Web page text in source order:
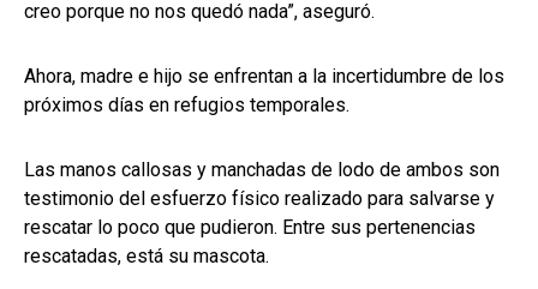
creo porque no nos quedó nada”, aseguró.
Ahora, madre e hijo se enfrentan a la incertidumbre de los
próximos días en refugios temporales.
Las manos callosas y manchadas de lodo de ambos son
testimonio del esfuerzo físico realizado para salvarse y
rescatar lo poco que pudieron. Entre sus pertenencias
rescatadas, está su mascota.